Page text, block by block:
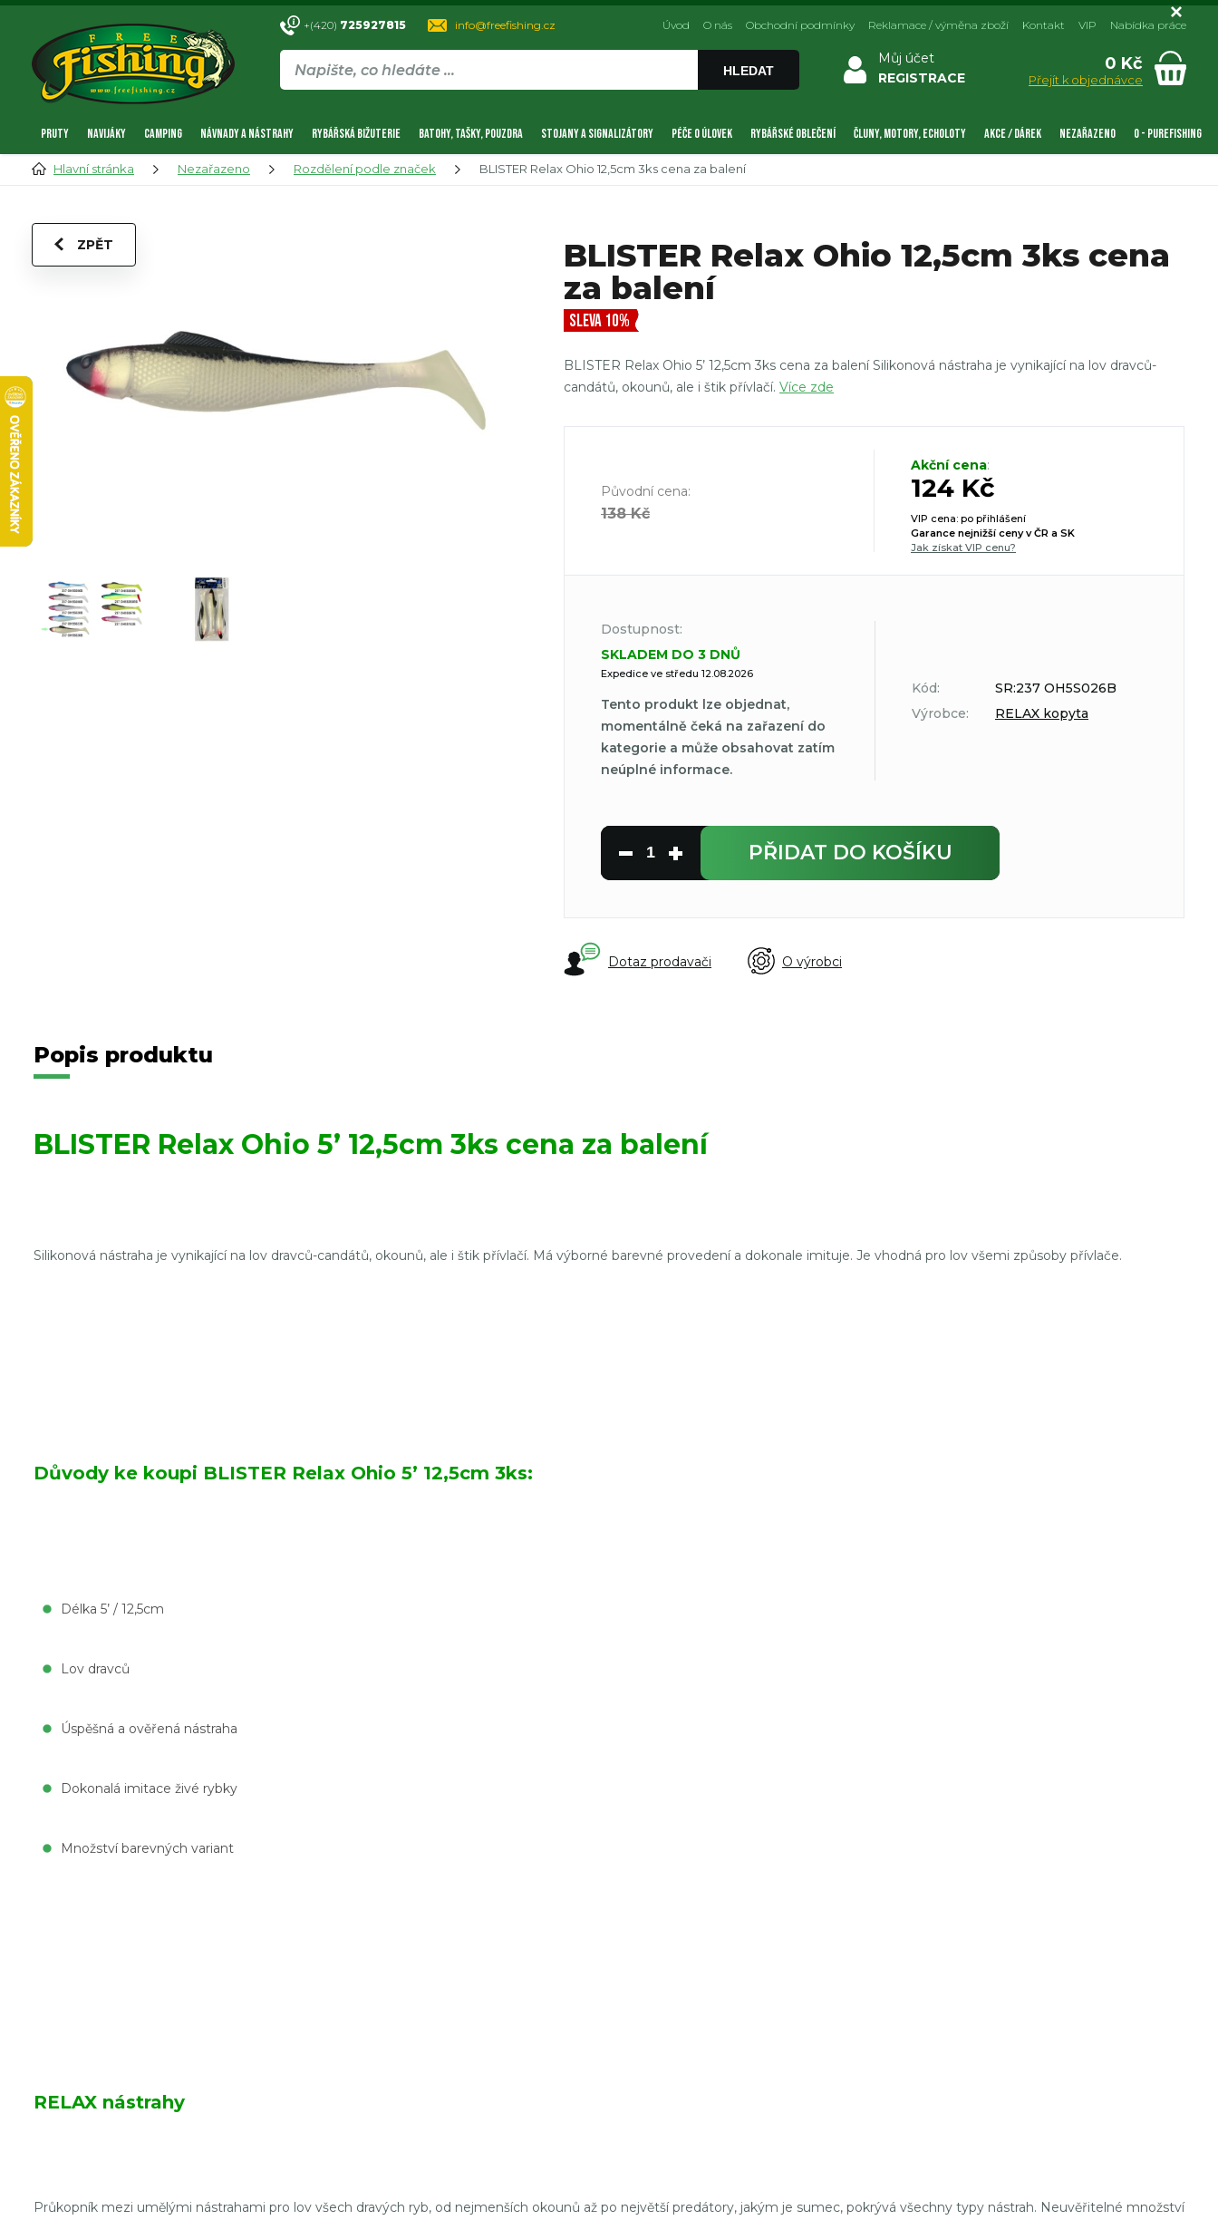
+(420) 725927815 info@freefishing.cz
HLEDAT
Můj účet
REGISTRACE
0 Kč
Přejít k objednávce
Úvod O nás Obchodní podmínky Reklamace / výměna zboží Kontakt VIP Nabídka práce
PRUTY NAVIJÁKY CAMPING NÁVNADY A NÁSTRAHY RYBÁŘSKÁ BIŽUTERIE BATOHY, TAŠKY, POUZDRA STOJANY A SIGNALIZÁTORY PÉČE O ÚLOVEK RYBÁŘSKÉ OBLEČENÍ ČLUNY, MOTORY, ECHOLOTY AKCE / DÁREK NEZAŘAZENO 0 - PUREFISHING
Hlavní stránka Nezařazeno Rozdělení podle značek BLISTER Relax Ohio 12,5cm 3ks cena za balení
ZPĚT
BLISTER Relax Ohio 12,5cm 3ks cena
za balení
SLEVA 10%
BLISTER Relax Ohio 5’ 12,5cm 3ks cena za balení Silikonová nástraha je vynikající na lov dravců-
candátů, okounů, ale i štik přívlačí. Více zde
Původní cena:
138 Kč
Akční cena:
124 Kč
VIP cena: po přihlášení
Garance nejnižší ceny v ČR a SK
Jak získat VIP cenu?
Dostupnost:
SKLADEM DO 3 DNŮ
Expedice ve středu 12.08.2026
Tento produkt lze objednat,
momentálně čeká na zařazení do
kategorie a může obsahovat zatím
neúplné informace.
Kód:
SR:237 OH5S026B
Výrobce:
RELAX kopyta
PŘIDAT DO KOŠÍKU
Dotaz prodavači O výrobci
Popis produktu
BLISTER Relax Ohio 5’ 12,5cm 3ks cena za balení
Silikonová nástraha je vynikající na lov dravců-candátů, okounů, ale i štik přívlačí. Má výborné barevné provedení a dokonale imituje. Je vhodná pro lov všemi způsoby přívlače.
Důvody ke koupi BLISTER Relax Ohio 5’ 12,5cm 3ks:
Délka 5’ / 12,5cm
Lov dravců
Úspěšná a ověřená nástraha
Dokonalá imitace živé rybky
Množství barevných variant
RELAX nástrahy
Průkopník mezi umělými nástrahami pro lov všech dravých ryb, od nejmenších okounů až po největší predátory, jakým je sumec, pokrývá všechny typy nástrah. Neuvěřitelné množství